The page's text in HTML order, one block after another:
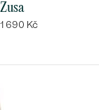
Zusa
1 690 Kč